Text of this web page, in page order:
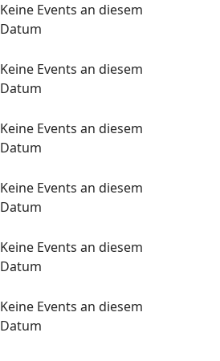
Keine Events an diesem
Datum
Keine Events an diesem
Datum
Keine Events an diesem
Datum
Keine Events an diesem
Datum
Keine Events an diesem
Datum
Keine Events an diesem
Datum